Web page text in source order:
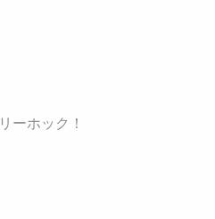
ーホック！